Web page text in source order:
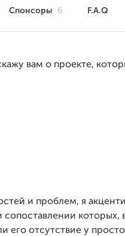
Спонсоры 6 F.A.Q
вам о проекте,
и проблем, я
которых,
отсутствие у